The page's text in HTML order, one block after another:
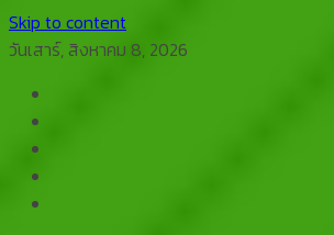
Skip to content
วันเสาร์, สิงหาคม 8, 2026